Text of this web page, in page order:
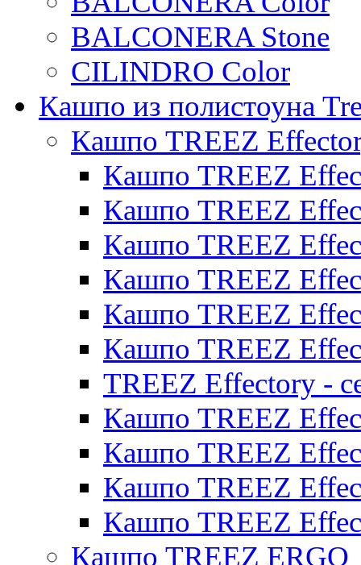
BALCONERA Stone
CILINDRO Color
Кашпо из полистоуна
Кашпо TREEZ
Кашпо TREEZ
Кашпо TREEZ
Кашпо TREEZ
Кашпо TREEZ
Кашпо TREEZ
Кашпо TREEZ
TREEZ Effectory -
Кашпо TREEZ
Кашпо TREEZ
Кашпо TREEZ
Кашпо TREEZ
Кашпо TREEZ ERGO